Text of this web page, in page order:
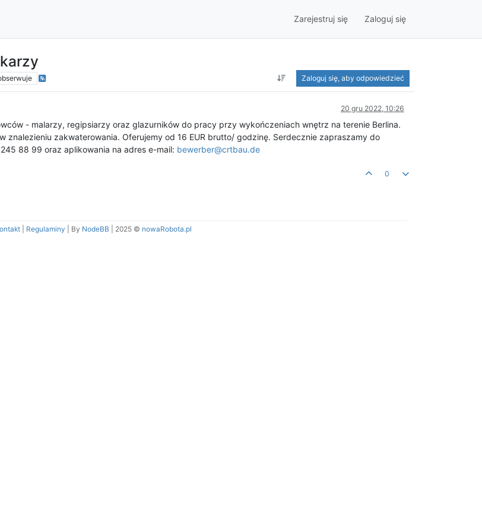
Zarejestruj się Zaloguj się
Zaloguj się, aby odpowiedzieć
20 gru 2022, 10:26
- malarzy, regipsiarzy oraz glazurników do pracy przy wykończeniach wnętrz na terenie Berlina.
zakwaterowania. Oferujemy od 16 EUR brutto/ godzinę. Serdecznie zapraszamy do
88 99 oraz aplikowania na adres e-mail: bewerber@crtbau.de
0
| Regulaminy | By NodeBB 2025 © nowaRobota.pl